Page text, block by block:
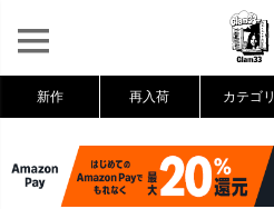
新作 再入荷 カテゴリ